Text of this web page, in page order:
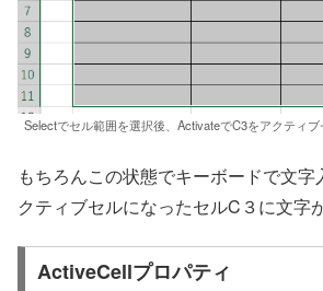
Selectでセル範囲を選択後、ActivateでC3をアクティブ
もちろんこの状態でキーボードで文
クティブセルになったセルC３に文字
ActiveCellプロパティ